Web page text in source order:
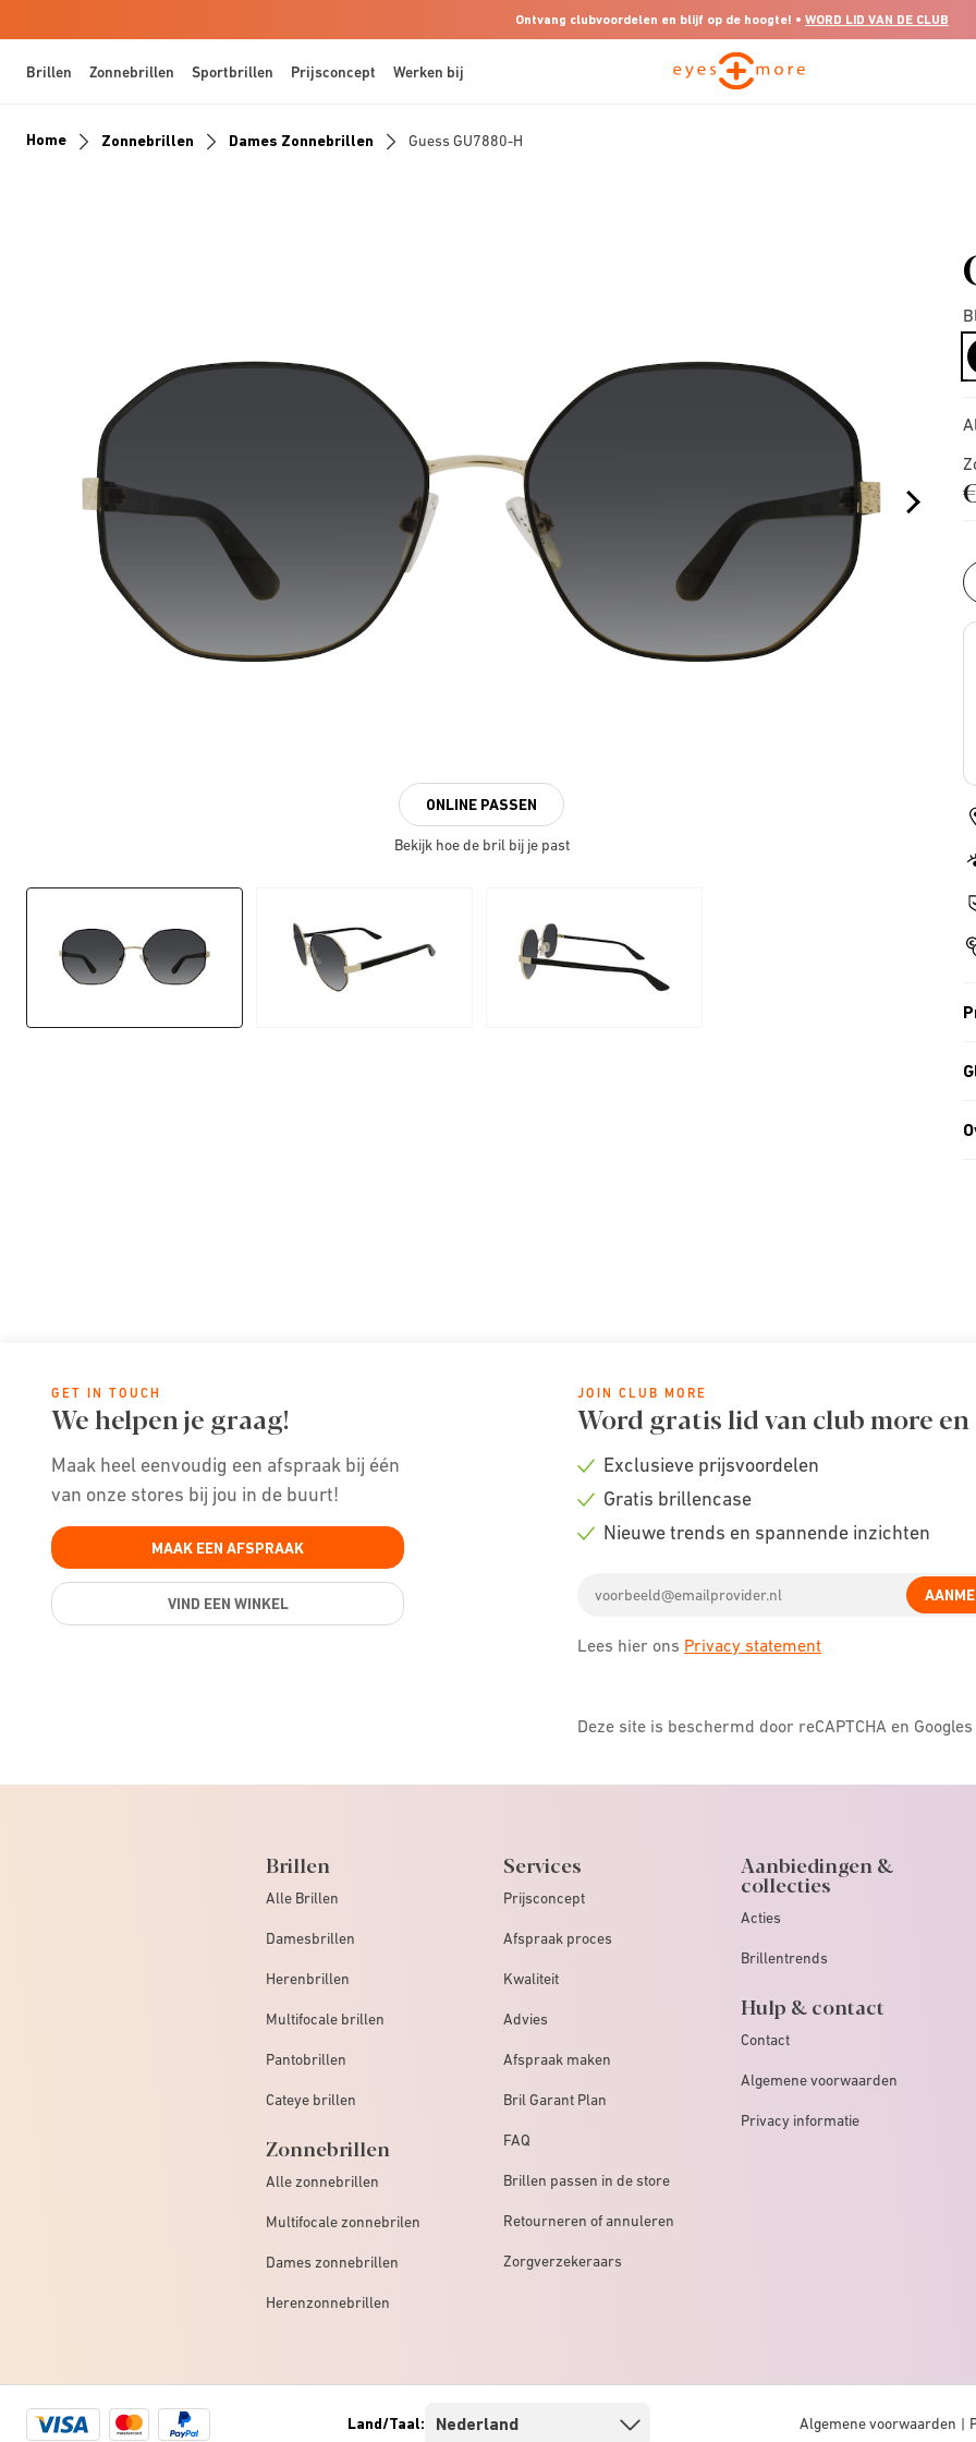
Ontvang clubvoordelen en blijf op de hoogte! • WORD LID VAN DE CLUB
Brillen Zonnebrillen Sportbrillen Prijsconcept Werken bij
Home Zonnebrillen Dames Zonnebrillen Guess GU7880-H
ONLINE PASSEN
Bekijk hoe de bril bij je past
GET IN TOUCH
We helpen je graag!
Maak heel eenvoudig een afspraak bij één
van onze stores bij jou in de buurt!
MAAK EEN AFSPRAAK
VIND EEN WINKEL
JOIN CLUB MORE
Word gratis lid van club more
Check
Exclusieve prijsvoordelen
Check
Gratis brillencase
Nieuwe trends en spannende inzichten
address
Lees hier ons Privacy statement
Deze site is beschermd door reCAPTCHA en Googles
Brillen
Alle Brillen
Damesbrillen
Herenbrillen
Multifocale brillen
Pantobrillen
Cateye brillen
Zonnebrillen
Alle zonnebrillen
Multifocale zonnebrilen
Dames zonnebrillen
Herenzonnebrillen
Services
Prijsconcept
Afspraak proces
Kwaliteit
Advies
Afspraak maken
Bril Garant Plan
FAQ
Brillen passen in de store
Retourneren of annuleren
Zorgverzekeraars
Aanbiedingen &
collecties
Acties
Brillentrends
Hulp & contact
Contact
Algemene voorwaarden
Privacy informatie
Visa
Mastercard
Paypal Land/Taal: Algemene voorwaarden